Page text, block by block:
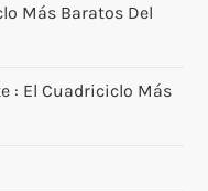
Más Baratos Del
: El Cuadriciclo Más